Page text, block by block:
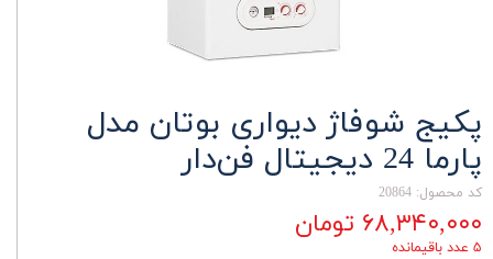
پکیج شوفاژ دیواری بوتان مدل
پارما 24 دیجیتال فن‌دار
کد محصول: 20864
۶۸,۳۴۰,۰۰۰ تومان
۵ عدد باقیمانده